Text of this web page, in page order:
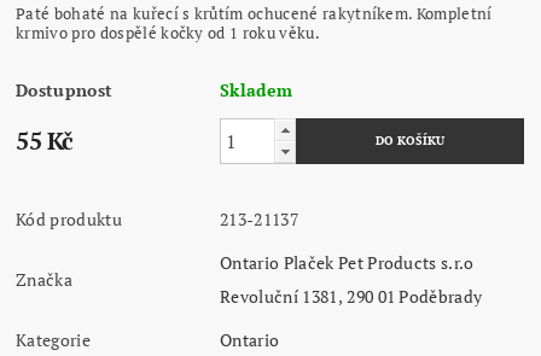
Paté bohaté na kuřecí s krůtím ochucené rakytníkem. Kompletní
krmivo pro dospělé kočky od 1 roku věku.
Dostupnost Skladem
55 Kč
Kód produktu 213-21137
Značka
Ontario Plaček Pet Products s.r.o
Revoluční 1381, 290 01 Poděbrady
Kategorie
Ontario